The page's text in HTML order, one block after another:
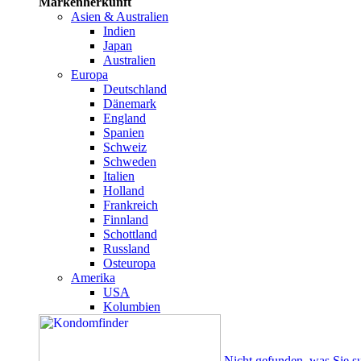
Asien & Australien
Indien
Japan
Australien
Europa
Deutschland
Dänemark
England
Spanien
Schweiz
Schweden
Italien
Holland
Frankreich
Finnland
Schottland
Russland
Osteuropa
Amerika
USA
Kolumbien